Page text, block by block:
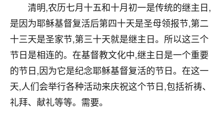
清明,农历七月十五和十月初一是传统的继主日,
是因为耶稣基督复活后第四十天是圣母领报节,第二
十三天是圣家节,第三十天就是继主日。所以这三个
节日是相连的。在基督教文化中,继主日是一个重要
的节日,因为它是纪念耶稣基督复活的节日。在这一
天,人们会举行各种活动来庆祝这个节日,包括祈祷、
礼拜、献礼等等。需要。
梦醒时分
我女儿高二叛逆，大半年不上学，一说她就要死要活
的，把我们两口子愁的不行，朋友给我推荐的慧来老
师，一开始我是病急乱投医，这半年来，法事一个个
做完，我女儿跟变了个人一样，不期望她能考多好的
大学，只要能安安稳稳的把书读了，身体心理都健健
康康的我就很知足了！